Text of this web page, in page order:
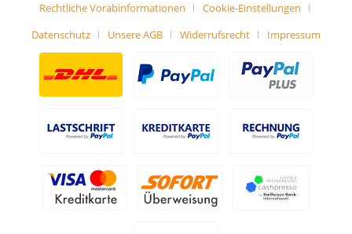
Rechtliche Vorabinformationen
Cookie-Einstellungen
Datenschutz
Unsere AGB Widerrufsrecht Impressum